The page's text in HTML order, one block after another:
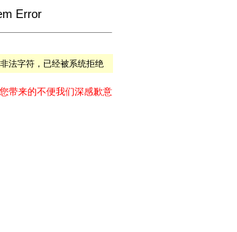
Error
法字符，已经被系统拒绝
带来的不便我们深感歉意